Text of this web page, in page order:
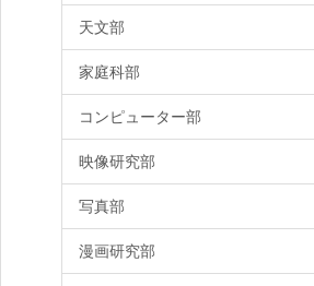
天文部
家庭科部
コンピューター部
映像研究部
写真部
漫画研究部